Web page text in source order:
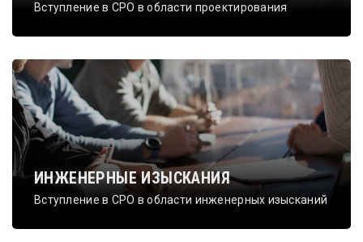
Вступление в СРО в области проектирования
ИНЖЕНЕРНЫЕ ИЗЫСКАНИЯ
Вступление в СРО в области инженерных изысканий